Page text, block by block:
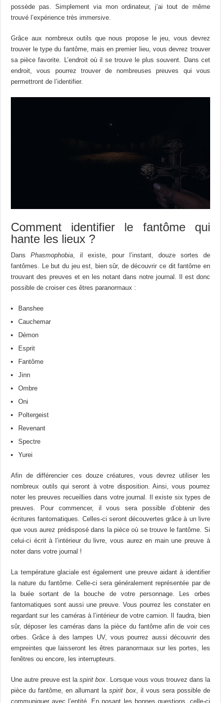
possède pas. Simplement via mon ordinateur, j’ai tout de même
trouvé l’expérience très immersive.
Grâce aux nombreux outils que nous propose le jeu, vous devrez
trouver le type du fantôme, mais en premier lieu, vous devrez trouver
sa pièce favorite. L’endroit où il se trouve le plus souvent. Dans cet
endroit, vous pourrez trouver de nombreuses preuves qui vous
permettront de l’identifier.
Comment identifier le fantôme qui
hante les lieux ?
DansPhasmophobia , il existe, pour l’instant, douze sortes de
fantômes. Le but du jeu est, bien sûr, de découvrir ce dit fantôme en
trouvant des preuves et en les notant dans notre journal. Il est donc
possible de croiser ces êtres paranormaux :
Banshee
Cauchemar
Démon
Esprit
Fantôme
Jinn
Ombre
Oni
Poltergeist
Revenant
Spectre
Yurei
Afin de différencier ces douze créatures, vous devrez utiliser les
nombreux outils qui seront à votre disposition. Ainsi, vous pourrez
noter les preuves recueillies dans votre journal. Il existe six types de
preuves. Pour commencer, il vous sera possible d’obtenir des
écritures fantomatiques. Celles-ci seront découvertes grâce à un livre
que vous aurez prédisposé dans la pièce où se trouve le fantôme. Si
celui-ci écrit à l’intérieur du livre, vous aurez en main une preuve à
noter dans votre journal !
La température glaciale est également une preuve aidant à identifier
la nature du fantôme. Celle-ci sera généralement représentée par de
la buée sortant de la bouche de votre personnage. Les orbes
fantomatiques sont aussi une preuve. Vous pourrez les constater en
regardant sur les caméras à l’intérieur de votre camion. Il faudra, bien
sûr, déposer les caméras dans la pièce du fantôme afin de voir ces
orbes. Grâce à des lampes UV, vous pourrez aussi découvrir des
empreintes que laisseront les êtres paranormaux sur les portes, les
fenêtres ou encore, les interrupteurs.
Une autre preuve est laspirit box . Lorsque vous vous trouvez dans la
pièce du fantôme, en allumant la spirit box, il vous sera possible de
communiquer avec l’entité. En posant les bonnes questions, celle-ci